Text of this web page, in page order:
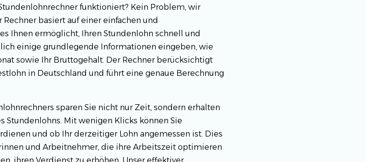
funktioniert? Kein Problem, wir
basiert auf einer einfachen und
Ihnen ermöglicht, Ihren Stundenlohn schnell und
einige grundlegende Informationen eingeben, wie
sowie Ihr Bruttogehalt. Der Rechner berücksichtigt
in Deutschland und führt eine genaue Berechnung
sparen Sie nicht nur Zeit, sondern erhalten
Stundenlohns. Mit wenigen Klicks können Sie
und ob Ihr derzeitiger Lohn angemessen ist. Dies
und Arbeitnehmer, die ihre Arbeitszeit optimieren